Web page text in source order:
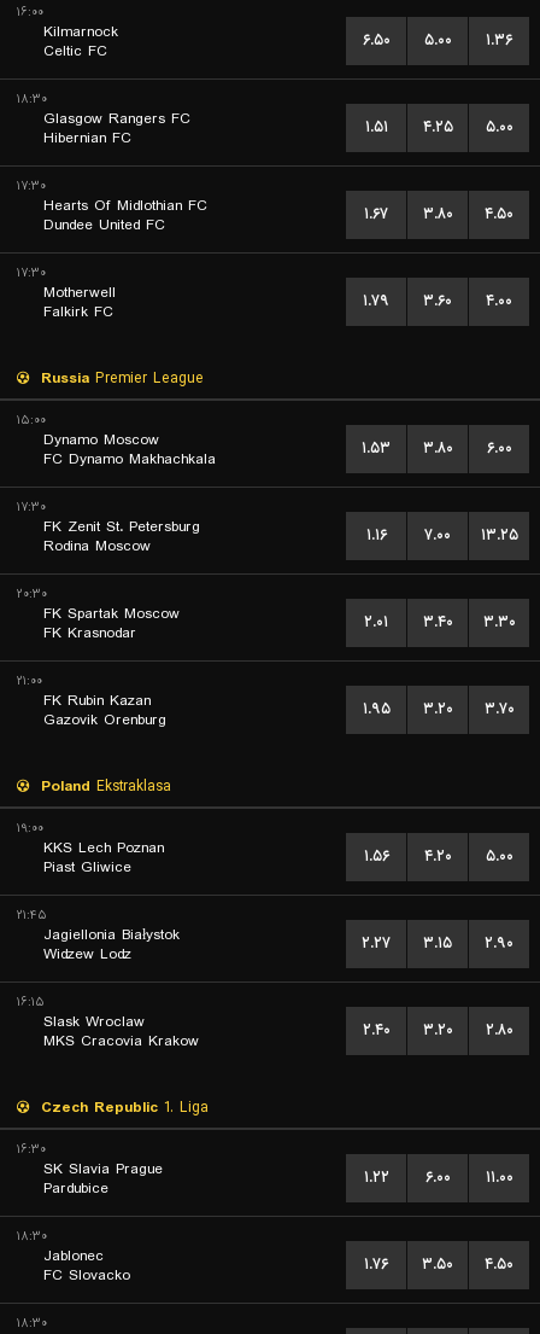
۱۶:۰۰
Kilmarnock
Celtic FC
۶.۵۰ ۵.۰۰ ۱.۳۶
۱۸:۳۰
Glasgow Rangers FC
Hibernian FC
۱.۵۱ ۴.۲۵ ۵.۰۰
۱۷:۳۰
Hearts Of Midlothian FC
Dundee United FC
۱.۶۷ ۳.۸۰ ۴.۵۰
۱۷:۳۰
Motherwell
Falkirk FC
۱.۷۹ ۳.۶۰ ۴.۰۰
Russia Premier League
۱۵:۰۰
Dynamo Moscow
FC Dynamo Makhachkala
۱.۵۳ ۳.۸۰ ۶.۰۰
۱۷:۳۰
FK Zenit St. Petersburg
Rodina Moscow
۱.۱۶ ۷.۰۰ ۱۳.۲۵
۲۰:۳۰
FK Spartak Moscow
FK Krasnodar
۲.۰۱ ۳.۴۰ ۳.۳۰
۲۱:۰۰
FK Rubin Kazan
Gazovik Orenburg
۱.۹۵ ۳.۲۰ ۳.۷۰
Poland Ekstraklasa
۱۹:۰۰
KKS Lech Poznan
Piast Gliwice
۱.۵۶ ۴.۲۰ ۵.۰۰
۲۱:۴۵
Jagiellonia Białystok
Widzew Lodz
۲.۲۷ ۳.۱۵ ۲.۹۰
۱۶:۱۵
Slask Wroclaw
MKS Cracovia Krakow
۲.۴۰ ۳.۲۰ ۲.۸۰
Czech Republic 1. Liga
۱۶:۳۰
SK Slavia Prague
Pardubice
۱.۲۲ ۶.۰۰ ۱۱.۰۰
۱۸:۳۰
Jablonec
FC Slovacko
۱.۷۶ ۳.۵۰ ۴.۵۰
۱۸:۳۰